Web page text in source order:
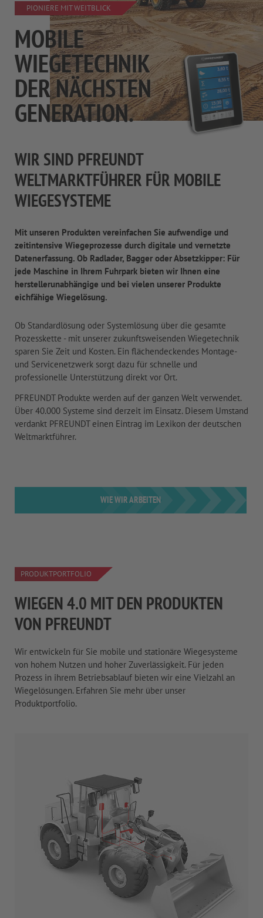
PIONIERE MIT WEITBLICK
MOBILE
WIEGETECHNIK
DER NÄCHSTEN
GENERATION.
WIR SIND PFREUNDT
WELTMARKTFÜHRER FÜR MOBILE
WIEGESYSTEME
Mit unseren Produkten vereinfachen Sie aufwendige und
zeitintensive Wiegeprozesse durch digitale und vernetzte
Datenerfassung. Ob Radlader, Bagger oder Absetzkipper: Für
jede Maschine in Ihrem Fuhrpark bieten wir Ihnen eine
herstellerunabhängige und bei vielen unserer Produkte
eichfähige Wiegelösung.
Ob Standardlösung oder Systemlösung über die gesamte
Prozesskette - mit unserer zukunftsweisenden Wiegetechnik
sparen Sie Zeit und Kosten. Ein flächendeckendes Montage-
und Servicenetzwerk sorgt dazu für schnelle und
professionelle Unterstützung direkt vor Ort.
PFREUNDT Produkte werden auf der ganzen Welt verwendet.
Über 40.000 Systeme sind derzeit im Einsatz. Diesem Umstand
verdankt PFREUNDT einen Eintrag im Lexikon der deutschen
Weltmarktführer.
WIE WIR ARBEITEN
PRODUKTPORTFOLIO
WIEGEN 4.0 MIT DEN PRODUKTEN
VON PFREUNDT
Wir entwickeln für Sie mobile und stationäre Wiegesysteme
von hohem Nutzen und hoher Zuverlässigkeit. Für jeden
Prozess in ihrem Betriebsablauf bieten wir eine Vielzahl an
Wiegelösungen. Erfahren Sie mehr über unser
Produktportfolio.